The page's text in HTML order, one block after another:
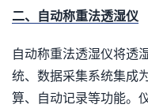
二、自动称重法透湿仪
自动称重法透湿仪将透
统、数据采集系统集成
算、自动记录等功能。